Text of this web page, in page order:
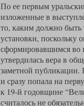
По ее первым
изложенные в
то, каким должно быть
установки, поскольку
сформировавшимся во
утвердилась вера в
заметной публикации.
и сразу попала на
к 19-й годовщине
считалось не